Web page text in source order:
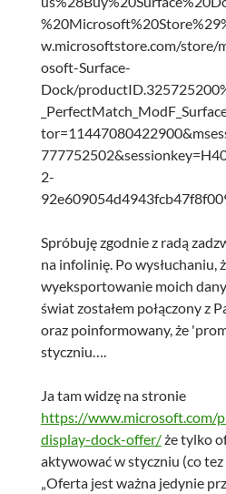
w.microsoftstore.com/store/
osoft-Surface-
Dock/
2-
Spróbuję zgodnie z radą
na infolinię. Po wysłuchaniu,
wyeksportowanie moich
świat zostałem połączony z
oraz poinformowany, że
styczniu….
Ja tam widzę na stronie
https://www.microsoft.com/
display-dock-offer/że tylko
aktywować w styczniu (co tez
„Oferta jest ważna jedynie